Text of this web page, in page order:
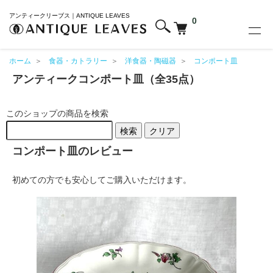
アンティークリーブス｜ANTIQUE LEAVES
0
ホーム ＞ 食器・カトラリー ＞ 洋食器・陶磁器 ＞ コンポート皿
アンティークコンポート皿（全35点）
このショップの商品を検索
検索
クリア
コンポート皿のレビュー
初めての方でも安心してご購入いただけます。